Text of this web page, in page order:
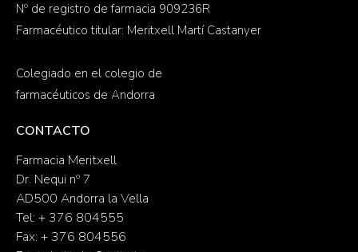
Nº de registro de farmacia 909236R
Farmacéutico titular: Meritxell Martí Castanyer
Colegiado en el colegio de
farmacéuticos de Andorra
CONTACTO
Farmacia Meritxell
Dr. Nequi nº 7
AD500 Andorra la Vella
Tel: + 376 804555
Fax: + 376 804556